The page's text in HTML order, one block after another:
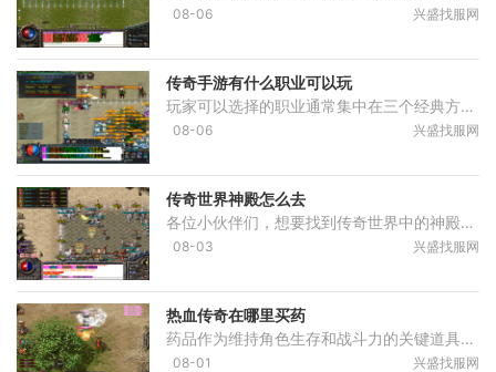
08-06 兴盛找服网
传奇手游有什么职业可以玩
玩家可以选择的职业通常集中在三个经典方向：战士、法师和道士，这三种职业分别对应不同的战斗风格和游戏角色定位。战士是一种近战职业，其特点是具备高额的物理伤害和出色的
08-06 兴盛找服网
传奇世界神殿怎么去
各位小伙伴们，想要找到传奇世界中的神殿可不是件简单的事，这些神殿通常隐藏在游戏世界里比较偏僻或者神秘的地方，你得通过完成一些特定的任务或者和游戏中的某些NPC对话后，
08-03 兴盛找服网
热血传奇在哪里买药
药品作为维持角色生存和战斗力的关键道具，其购买途径的核心在于游戏内的各类NPC商店。玩家通常可以前往各大主城的安全区域，例如比奇省或盟重土城，这些地方设有专门的药店商
08-01 兴盛找服网